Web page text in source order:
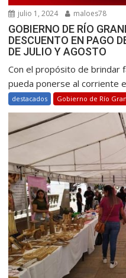
julio 1, 2024 maloes78
GOBIERNO DE RÍO
DESCUENTO EN PAGO
DE JULIO Y AGOSTO
Con el propósito de brindar
pueda ponerse al corriente
destacados Gobierno de Río